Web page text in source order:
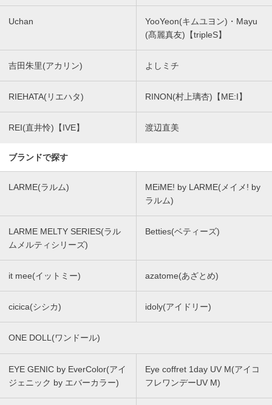
Uchan
YooYeon(キムユヨン)・Mayu
(髙麗真友)【tripleS】
吉田朱里(アカリン) よしミチ
RIEHATA(リエハタ) RINON(村上璃杏)【ME:I】
REI(直井怜)【IVE】 渡辺直美
ブランドで探す
LARME(ラルム)
MEiME! by LARME(メイメ! by
ラルム)
LARME MELTY SERIES(ラル
ムメルティシリーズ)
Betties(ベティーズ)
it mee(イットミー) azatome(あざとめ)
cicica(シシカ) idoly(アイドリー)
ONE DOLL(ワンドール)
EYE GENIC by EverColor(アイ
ジェニック by エバーカラー)
Eye coffret 1day UV M(アイコ
フレワンデーUV M)